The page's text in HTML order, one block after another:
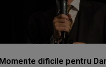
kanald2.ro
Momente dificile pentru